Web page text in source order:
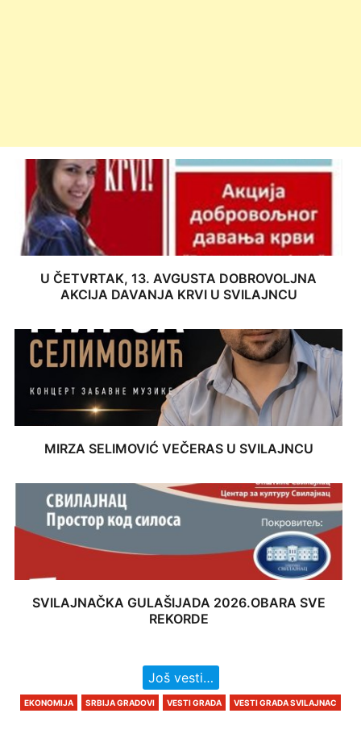
U ČETVRTAK, 13. AVGUSTA DOBROVOLJNA
AKCIJA DAVANJA KRVI U SVILAJNCU
MIRZA SELIMOVIĆ VEČERAS U SVILAJNCU
SVILAJNAČKA GULAŠIJADA 2026.OBARA SVE
REKORDE
Još vesti…
EKONOMIJA SRBIJA GRADOVI VESTI GRADA VESTI GRADA SVILAJNAC